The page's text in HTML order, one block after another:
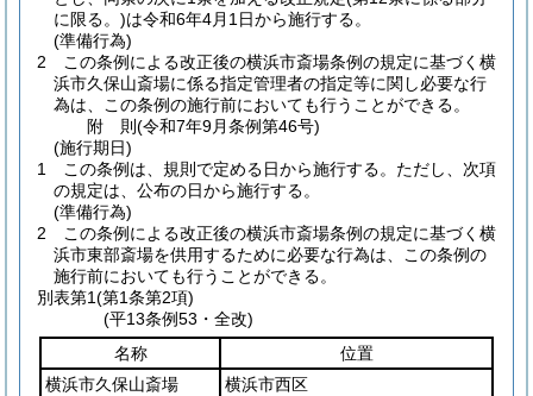
に限る。)は令和6年4月1日から施行する。
(準備行為)
2
この条例による改正後の横浜市斎場条例の規定に基づく横
浜市久保山斎場に係る指定管理者の指定等に関し必要な行
為は、この条例の施行前においても行うことができる。
附 則(令和7年9月条例第46号)
(施行期日)
1
この条例は、規則で定める日から施行する。 ただし、次項
の規定は、公布の日から施行する。
(準備行為)
2
この条例による改正後の横浜市斎場条例の規定に基づく横
浜市東部斎場を供用するために必要な行為は、この条例の
施行前においても行うことができる。
別表第1(第1条第2項)
(平13条例53・全改)
名称
位置
横浜市久保山斎場
横浜市西区